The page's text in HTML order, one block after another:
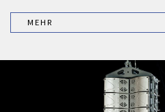
MEHR